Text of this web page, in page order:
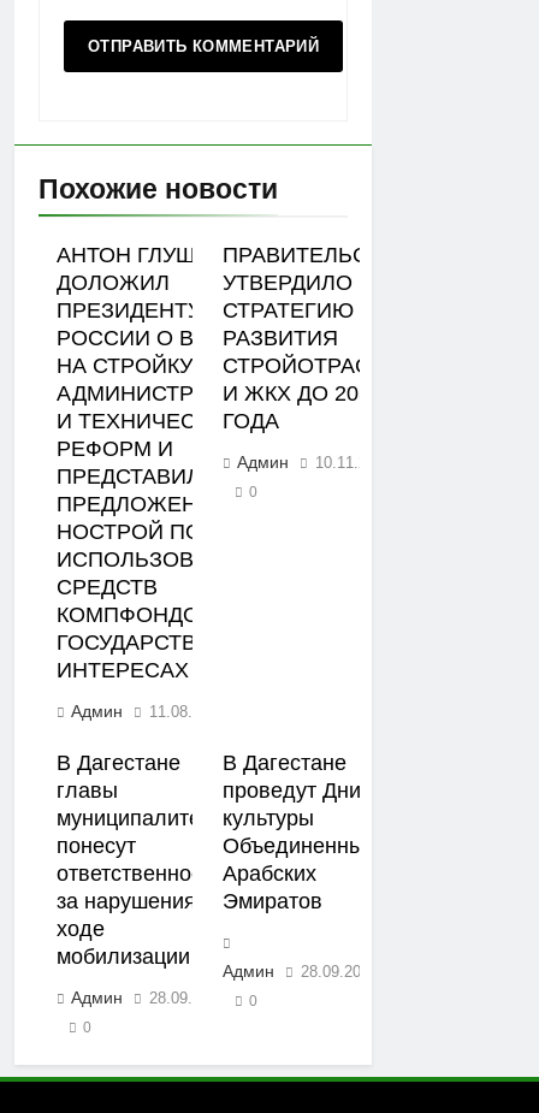
Похожие новости
АНТОН ГЛУШКОВ
ДОЛОЖИЛ
ПРЕЗИДЕНТУ
РОССИИ О ВЛИЯНИИ
НА СТРОЙКУ
АДМИНИСТРАТИВНОЙ
И ТЕХНИЧЕСКОЙ
РЕФОРМ И
ПРЕДСТАВИЛ
ПРЕДЛОЖЕНИЯ
НОСТРОЙ ПО
ИСПОЛЬЗОВАНИЮ
СРЕДСТВ
КОМПФОНДОВ СРО В
ГОСУДАРСТВЕННЫХ
ИНТЕРЕСАХ
Админ 11.08.2023
ПРАВИТЕЛЬСТВО
УТВЕРДИЛО
СТРАТЕГИЮ
РАЗВИТИЯ
СТРОЙОТРАСЛИ
И ЖКХ ДО 2030
ГОДА
Админ 10.11.2022
0
В Дагестане
главы
муниципалитетов
понесут
ответственность
за нарушения в
ходе
мобилизации
Админ 28.09.2022
0
В Дагестане
проведут Дни
культуры
Объединенных
Арабских
Эмиратов
Админ 28.09.2022
0